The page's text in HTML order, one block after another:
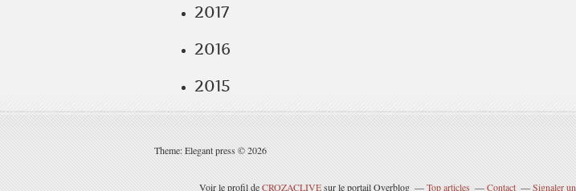
2017
2016
2015
Theme: Elegant press © 2026
Voir le profil deCROZACLIVEsur le portail Overblog Top articles Contact Signaler